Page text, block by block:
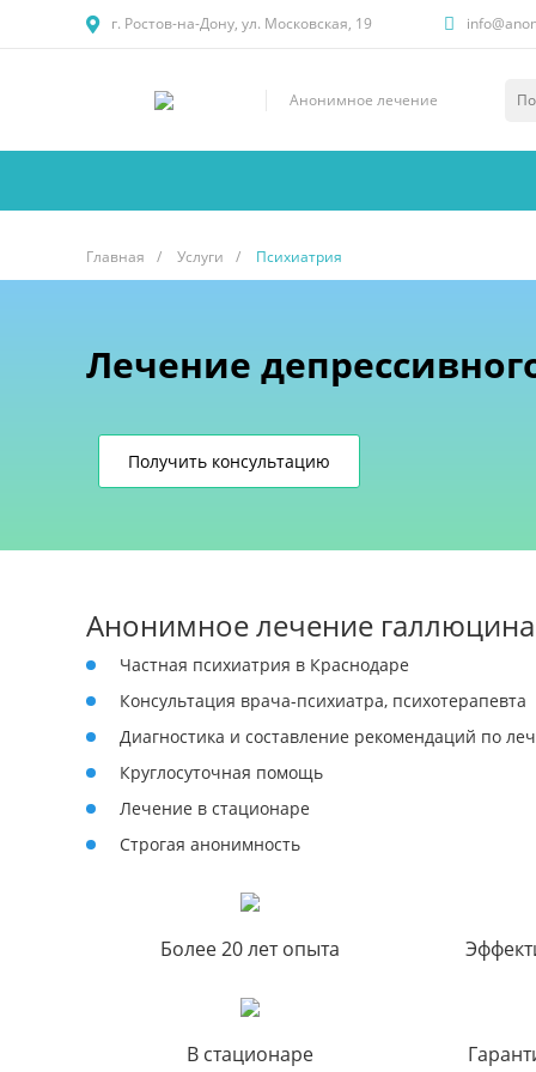
г. Ростов-на-Дону, ул. Московская, 19
Анонимное лечение
Главная / Услуги / Психиатрия
Лечение
Получить консультацию
Анонимное лечение
Частная психиатрия в Краснодаре
Консультация врача-психиатра, психотерапевта
Диагностика и составление рекомендаций по
Круглосуточная помощь
Лечение в стационаре
Строгая анонимность
Более 20 лет опыта
В стационаре